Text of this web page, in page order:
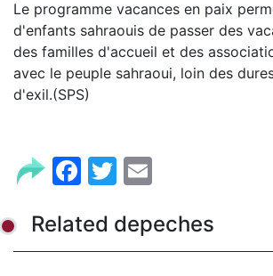
Le programme vacances en paix
d'enfants sahraouis de passer des
des familles d'accueil et des
avec le peuple sahraoui, loin des
d'exil.(SPS)
Facebook
Twitter
Related depeches